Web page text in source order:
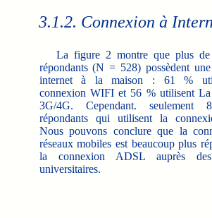
3.1.2. Connexion à
La figure 2 montre que plus de
répondants (N = 528) possèdent
internet à la maison : 61 %
connexion WIFI et 56 % utilisent
3G/4G. Cependant.
répondants qui utilisent la
Nous pouvons conclure que la
réseaux mobiles est beaucoup plus
la connexion ADSL auprès des
universitaires.